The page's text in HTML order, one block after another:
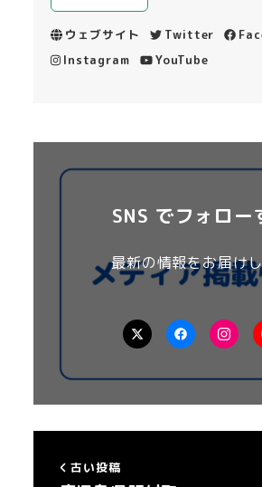
ウェブサイト Twitter
Instagram
YouTube
SNS でフォロー
最新の情報をお届け
X Facebook
古い投稿